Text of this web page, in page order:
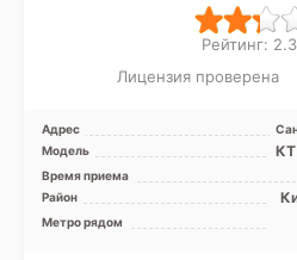
Рейтинг:
Лицензия проверена
Адрес
Модель
КТ
Время приема
Район
Метро рядом